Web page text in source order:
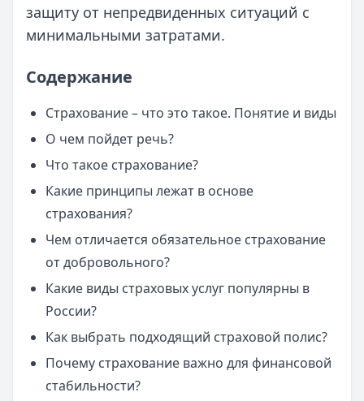
защиту от непредвиденных ситуаций с
минимальными затратами.
Содержание
Страхование – что это такое. Понятие и виды
О чем пойдет речь?
Что такое страхование?
Какие принципы лежат в основе
страхования?
Чем отличается обязательное страхование
от добровольного?
Какие виды страховых услуг популярны в
России?
Как выбрать подходящий страховой полис?
Почему страхование важно для финансовой
стабильности?